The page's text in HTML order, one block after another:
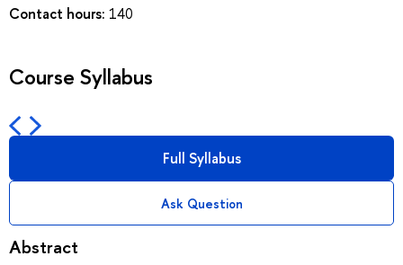
Contact hours: 140
Course Syllabus
Full Syllabus
Ask Question
Abstract